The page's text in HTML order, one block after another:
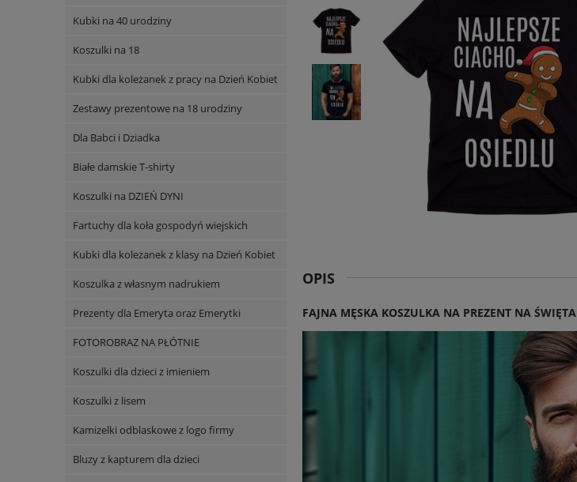
Kubki na 40 urodziny
Koszulki na 18
Kubki dla koleżanek z pracy na Dzień Kobiet
Zestawy prezentowe na 18 urodziny
Dla Babci i Dziadka
Białe damskie T-shirty
Koszulki na DZIEŃ DYNI
Fartuchy dla koła gospodyń wiejskich
Kubki dla koleżanek z klasy na Dzień Kobiet
Koszulka z własnym nadrukiem
Prezenty dla Emeryta oraz Emerytki
FOTOROBRAZ NA PŁÓTNIE
Koszulki dla dzieci z imieniem
Koszulki z lisem
Kamizelki odblaskowe z logo firmy
Bluzy z kapturem dla dzieci
OPIS
FAJNA MĘSKA KOSZULKA NA PREZENT NA ŚWIĘTA